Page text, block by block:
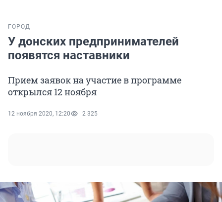
ГОРОД
У донских предпринимателей
появятся наставники
Прием заявок на участие в программе
открылся 12 ноября
12 ноября 2020, 12:20 2 325